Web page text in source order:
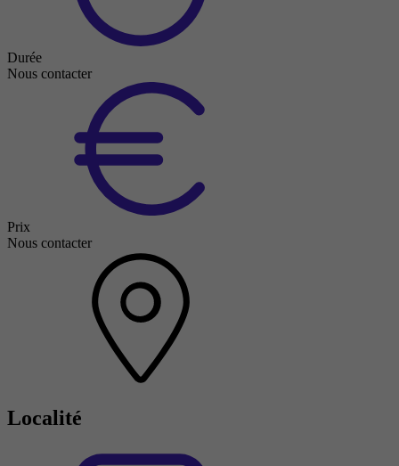
Durée
Nous contacter
Prix
Nous contacter
Localité